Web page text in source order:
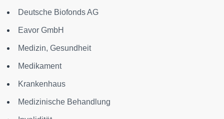
Deutsche Biofonds AG
Eavor GmbH
Medizin, Gesundheit
Medikament
Krankenhaus
Medizinische Behandlung